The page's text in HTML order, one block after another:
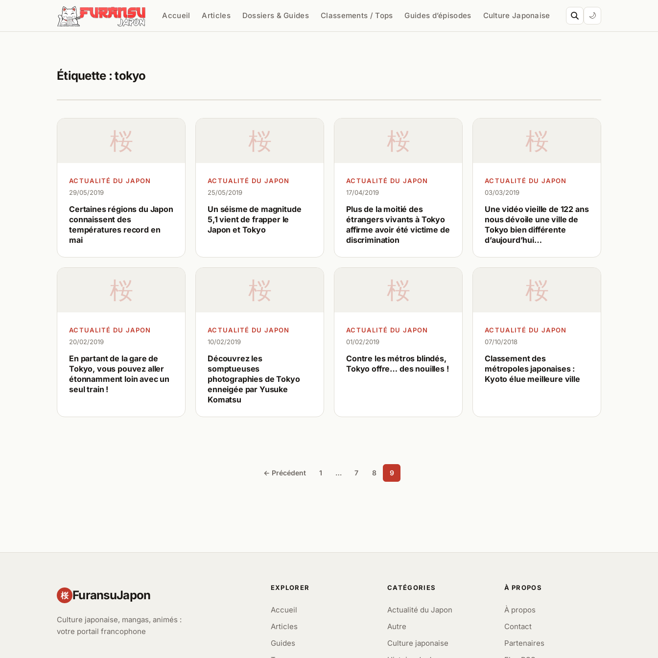
Aller au contenu
Accueil Articles Dossiers & Guides Classements / Tops Guides d’épisodes Culture Japonaise 🌙
Étiquette :tokyo
桜
ACTUALITÉ DU JAPON
29/05/2019
Certaines régions du Japon
connaissent des
températures record en
mai
桜
ACTUALITÉ DU JAPON
25/05/2019
Un séisme de magnitude
5,1 vient de frapper le
Japon et Tokyo
桜
ACTUALITÉ DU JAPON
17/04/2019
Plus de la moitié des
étrangers vivants à Tokyo
affirme avoir été victime de
discrimination
桜
ACTUALITÉ DU JAPON
03/03/2019
Une vidéo vieille de 122 ans
nous dévoile une ville de
Tokyo bien différente
d’aujourd’hui…
桜
ACTUALITÉ DU JAPON
20/02/2019
En partant de la gare de
Tokyo, vous pouvez aller
étonnamment loin avec un
seul train !
桜
ACTUALITÉ DU JAPON
10/02/2019
Découvrez les
somptueuses
photographies de Tokyo
enneigée par Yusuke
Komatsu
桜
ACTUALITÉ DU JAPON
01/02/2019
Contre les métros blindés,
Tokyo offre… des nouilles !
桜
ACTUALITÉ DU JAPON
07/10/2018
Classement des
métropoles japonaises :
Kyoto élue meilleure ville
← Précédent 1 … 7 8 9
桜 FuransuJapon
Culture japonaise, mangas, animés :
votre portail francophone
EXPLORER
Accueil
Articles
Guides
CATÉGORIES
Actualité du Japon
Autre
Culture japonaise
À PROPOS
À propos
Contact
Partenaires